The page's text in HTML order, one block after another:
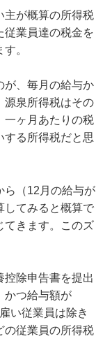
主が概算の所得税
従業員達の税金を
。
が、毎月の給与か
源泉所得税はその
一ヶ月あたりの税
する所得税だと思
ら（12月の給与が
してみると概算で
てきます。このズ
控除申告書を提出
かつ給与額が
い従業員は除き
の従業員の所得税